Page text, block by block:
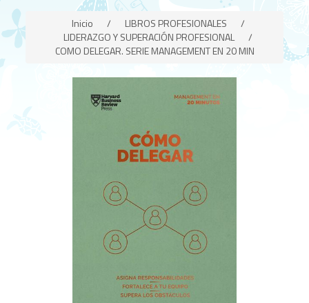
Inicio / LIBROS PROFESIONALES
/
LIDERAZGO Y SUPERACIÓN PROFESIONAL
/
COMO DELEGAR. SERIE MANAGEMENT EN 20 MIN